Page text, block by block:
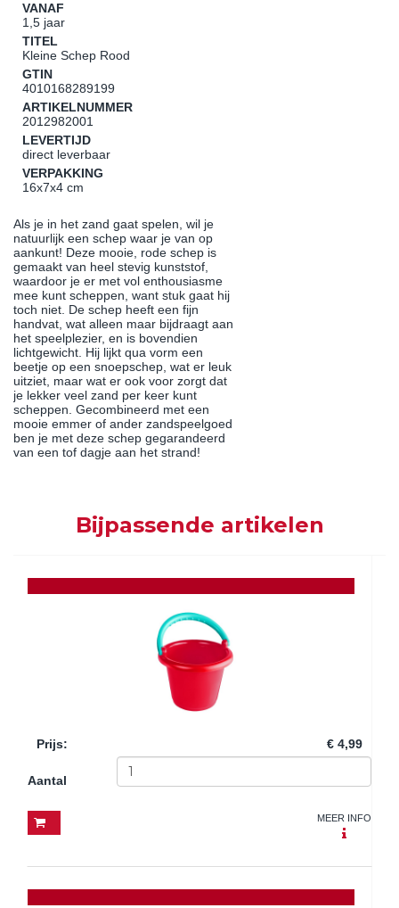
VANAF
1,5 jaar
TITEL
Kleine Schep Rood
GTIN
4010168289199
ARTIKELNUMMER
2012982001
LEVERTIJD
direct leverbaar
VERPAKKING
16x7x4 cm
Als je in het zand gaat spelen, wil je
natuurlijk een schep waar je van op
aankunt! Deze mooie, rode schep is
gemaakt van heel stevig kunststof,
waardoor je er met vol enthousiasme
mee kunt scheppen, want stuk gaat hij
toch niet. De schep heeft een fijn
handvat, wat alleen maar bijdraagt aan
het speelplezier, en is bovendien
lichtgewicht. Hij lijkt qua vorm een
beetje op een snoepschep, wat er leuk
uitziet, maar wat er ook voor zorgt dat
je lekker veel zand per keer kunt
scheppen. Gecombineerd met een
mooie emmer of ander zandspeelgoed
ben je met deze schep gegarandeerd
van een tof dagje aan het strand!
Bijpassende artikelen
Prijs: € 4,99
Aantal
MEER INFO